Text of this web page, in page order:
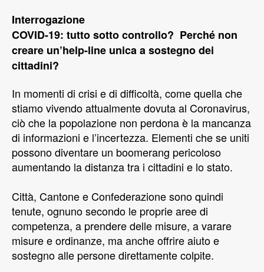
Interrogazione
COVID-19: tutto sotto controllo? Perché non
creare un’help-line unica a sostegno dei
cittadini?
In momenti di crisi e di difficoltà, come quella che
stiamo vivendo attualmente dovuta al Coronavirus,
ciò che la popolazione non perdona è la mancanza
di informazioni e l’incertezza. Elementi che se uniti
possono diventare un boomerang pericoloso
aumentando la distanza tra i cittadini e lo stato.
Città, Cantone e Confederazione sono quindi
tenute, ognuno secondo le proprie aree di
competenza, a prendere delle misure, a varare
misure e ordinanze, ma anche offrire aiuto e
sostegno alle persone direttamente colpite.